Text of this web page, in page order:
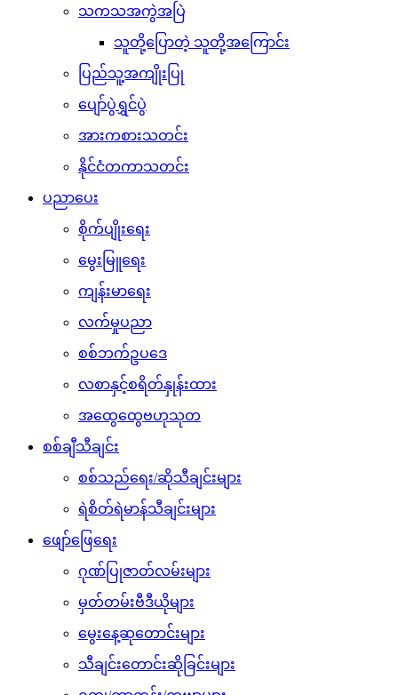
သကသအကွဲအပြဲ
သူတို့ပြောတဲ့ သူတို့အကြောင်း
ပြည်သူ့အကျိုးပြု
ပျော်ပွဲရွှင်ပွဲ
အားကစားသတင်း
နိုင်ငံတကာသတင်း
ပညာပေး
စိုက်ပျိုးရေး
မွေးမြူရေး
ကျန်းမာရေး
လက်မှုပညာ
စစ်ဘက်ဥပဒေ
လစာနှင့်စရိတ်နှုန်းထား
အထွေထွေဗဟုသုတ
စစ်ချီသီချင်း
စစ်သည်ရေး/ဆိုသီချင်းများ
ရဲစိတ်ရဲမာန်သီချင်းများ
ဖျော်ဖြေရေး
ဂုဏ်ပြုဇာတ်လမ်းများ
မှတ်တမ်းဗီဒီယိုများ
မွေးနေ့ဆုတောင်းများ
သီချင်းတောင်းဆိုခြင်းများ